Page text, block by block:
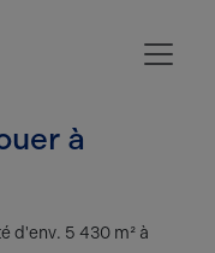
à
d'env. 5 430 m² à